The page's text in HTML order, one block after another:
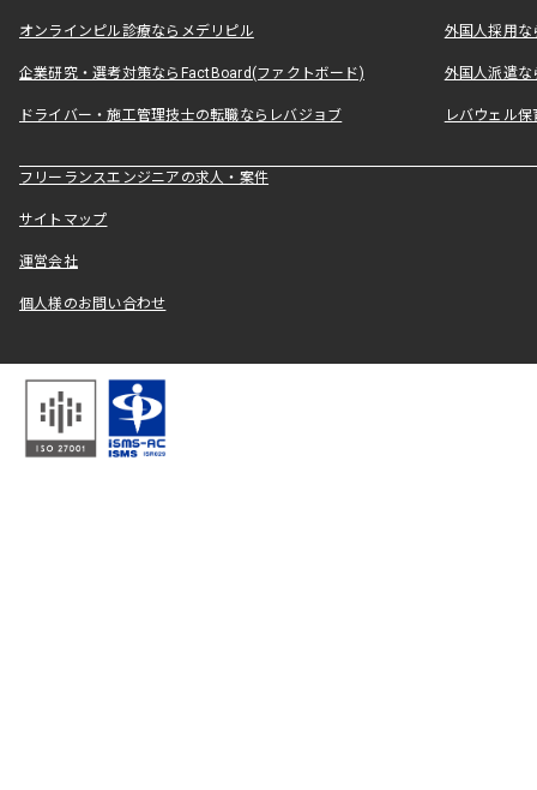
オンラインピル診療ならメデリピル 外国人採用
企業研究・選考対策ならFactBoard(ファクトボード) 外国人派遣な
ドライバー・施工管理技士の転職ならレバジョブ レバウェル
フリーランスエンジニアの求人・案件
サイトマップ
運営会社
個人様のお問い合わせ